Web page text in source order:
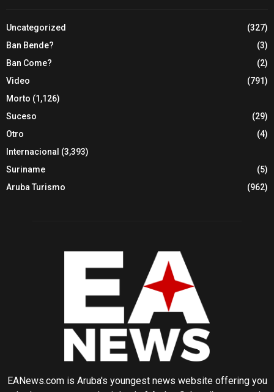
Uncategorized
(327)
Ban Bende?
(3)
Ban Come?
(2)
Video
(791)
Morto (1,126)
Suceso
(29)
Otro
(4)
Internacional (3,393)
Suriname
(5)
Aruba Turismo
(962)
EANews.com is Aruba's youngest news website offering you